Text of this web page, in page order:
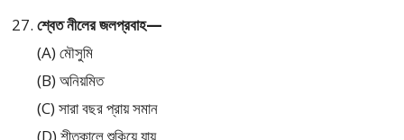
শ্বেত নীলের জলপ্রবাহ—
(A) মৌসুমি
(B) অনিয়মিত
(C) সারা বছর প্রায় সমান